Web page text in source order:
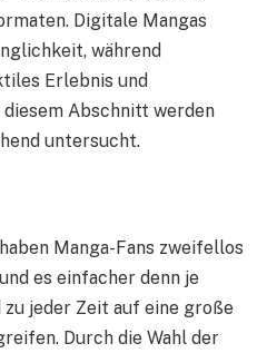
Digitale Mangas
während
Erlebnis und
Abschnitt werden
untersucht.
Manga-Fans zweifellos
es einfacher denn je
jeder Zeit auf eine große
Durch die Wahl der